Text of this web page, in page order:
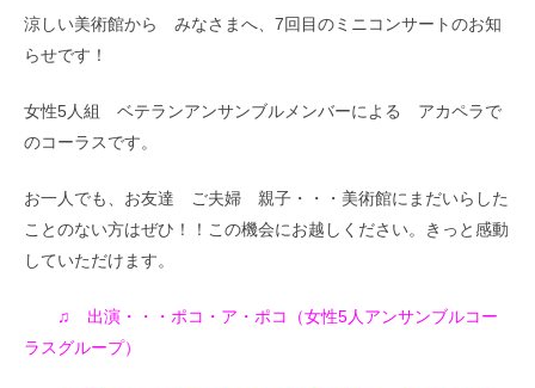
涼しい美術館から みなさまへ、7回目のミニコンサートのお知
らせです！
女性5人組 ベテランアンサンブルメンバーによる アカペラで
のコーラスです。
お一人でも、お友達 ご夫婦 親子・・・美術館にまだいらした
ことのない方はぜひ！！この機会にお越しください。きっと感動
していただけます。
♫ 出演・・・ポコ・ア・ポコ（女性5人アンサンブルコー
ラスグループ）